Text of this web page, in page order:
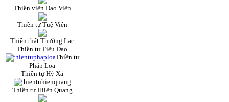
Thiền viện Đạo Viên
Thiền tự Tuệ Viên
Thiền thất Thường Lạc
Thiền tự Tiêu Dao
Thiền tự
Pháp Loa
Thiền tự Hỷ Xả
Thiền tự Hiiện Quang